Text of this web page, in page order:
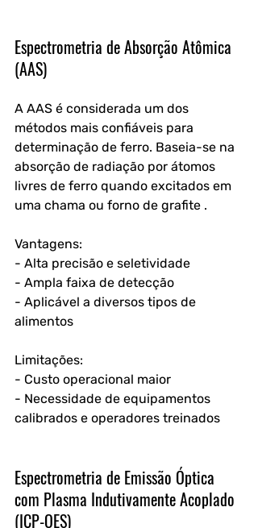
Espectrometria de Absorção Atômica
(AAS)
A AAS é considerada um dos
métodos mais confiáveis para
determinação de ferro. Baseia-se na
absorção de radiação por átomos
livres de ferro quando excitados em
uma chama ou forno de grafite .
Vantagens:
- Alta precisão e seletividade
- Ampla faixa de detecção
- Aplicável a diversos tipos de
alimentos
Limitações:
- Custo operacional maior
- Necessidade de equipamentos
calibrados e operadores treinados
Espectrometria de Emissão Óptica
com Plasma Indutivamente Acoplado
(ICP-OES)